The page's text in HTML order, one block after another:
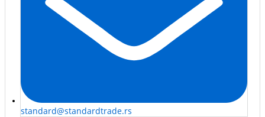
standard@standardtrade.rs